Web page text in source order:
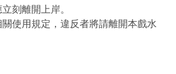
刻離開上岸。
使用規定，違反者將請離開本戲水